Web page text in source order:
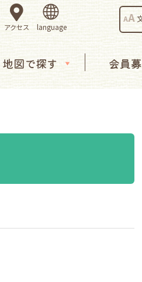
AA
アクセス
地図で探す 会員